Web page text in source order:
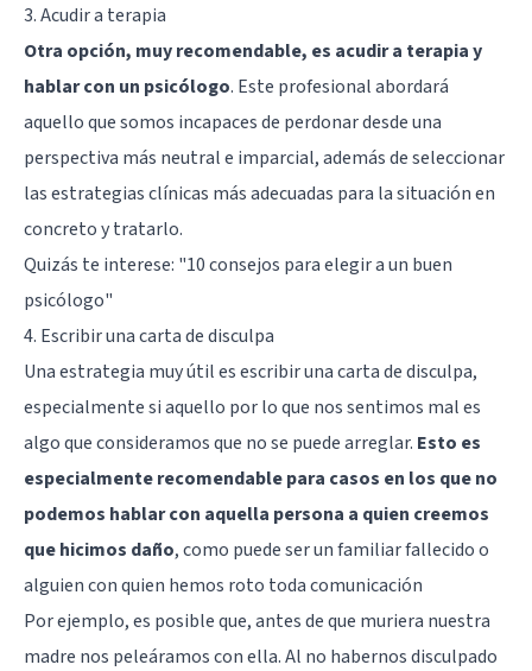
3. Acudir a terapia
Otra opción, muy recomendable, es acudir a terapia y
hablar con un psicólogo. Este profesional abordará
aquello que somos incapaces de perdonar desde una
perspectiva más neutral e imparcial, además de seleccionar
las estrategias clínicas más adecuadas para la situación en
concreto y tratarlo.
Quizás te interese: "10 consejos para elegir a un buen
psicólogo"
4. Escribir una carta de disculpa
Una estrategia muy útil es escribir una carta de disculpa,
especialmente si aquello por lo que nos sentimos mal es
algo que consideramos que no se puede arreglar. Esto es
especialmente recomendable para casos en los que no
podemos hablar con aquella persona a quien creemos
que hicimos daño, como puede ser un familiar fallecido o
alguien con quien hemos roto toda comunicación
Por ejemplo, es posible que, antes de que muriera nuestra
madre nos peleáramos con ella. Al no habernos disculpado